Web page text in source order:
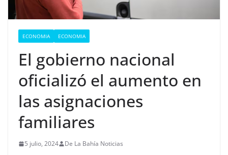
ECONOMIA ECONOMIA
El gobierno nacional
oficializó el aumento en
las asignaciones
familiares
5 julio, 2024 De La Bahía Noticias